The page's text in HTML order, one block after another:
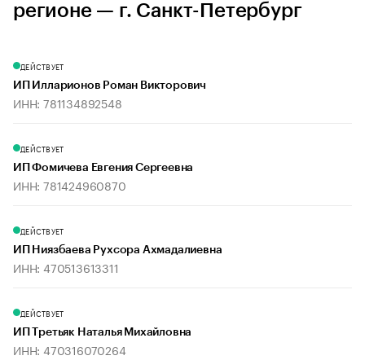
регионе — г. Санкт-Петербург
ДЕЙСТВУЕТ
ИП Илларионов Роман Викторович
ИНН: 781134892548
ДЕЙСТВУЕТ
ИП Фомичева Евгения Сергеевна
ИНН: 781424960870
ДЕЙСТВУЕТ
ИП Ниязбаева Рухсора Ахмадалиевна
ИНН: 470513613311
ДЕЙСТВУЕТ
ИП Третьяк Наталья Михайловна
ИНН: 470316070264